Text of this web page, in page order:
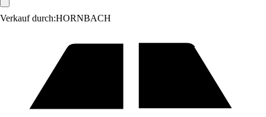
Verkauf durch:HORNBACH